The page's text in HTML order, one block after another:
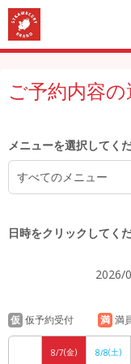
ご予約内容の
メニューを選択してく
すべてのメニュー
日時をクリックしてく
2026/
仮 仮予約受付 満 満
8/7(金) 8/8(土)
5:00